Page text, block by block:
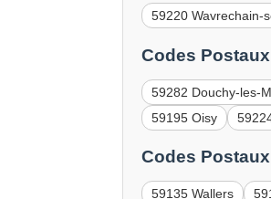
59220 Wavrechain-
Codes
59282 Douchy-les-
59195 Oisy
Codes
59135 Wallers